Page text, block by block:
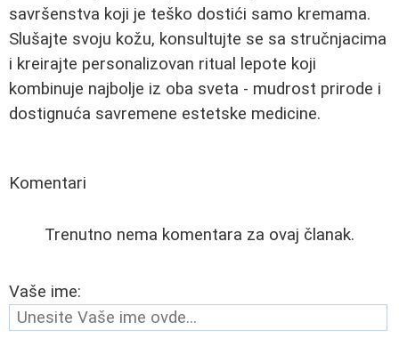
savršenstva koji je teško dostići samo kremama.
Slušajte svoju kožu, konsultujte se sa stručnjacima
i kreirajte personalizovan ritual lepote koji
kombinuje najbolje iz oba sveta - mudrost prirode i
dostignuća savremene estetske medicine.
Komentari
Trenutno nema komentara za ovaj članak.
Vaše ime: